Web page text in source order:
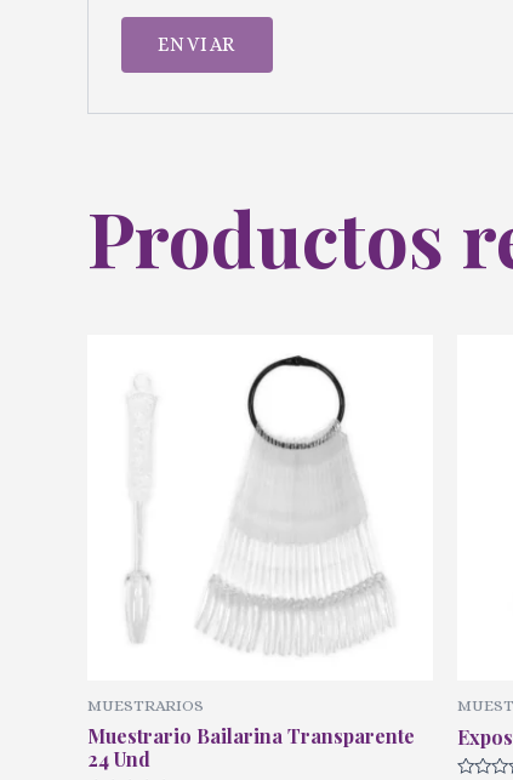
Productos
MUESTRARIOS
Muestrario Bailarina Transparente
24 Und